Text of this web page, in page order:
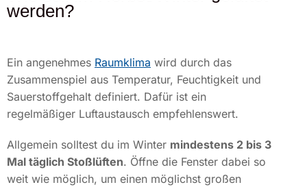
werden?
Ein angenehmes Raumklima wird durch das
Zusammenspiel aus Temperatur, Feuchtigkeit und
Sauerstoffgehalt definiert. Dafür ist ein
regelmäßiger Luftaustausch empfehlenswert.
Allgemein solltest du im Winter mindestens 2 bis 3
Mal täglich Stoßlüften. Öffne die Fenster dabei so
weit wie möglich, um einen möglichst großen